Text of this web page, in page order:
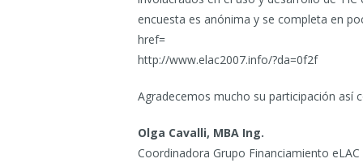
http://www.elac2007.info/?da=0f2f
Agradecemos mucho su participación así
Olga Cavalli, MBA Ing.
Coordinadora Grupo Financiamiento eLAC